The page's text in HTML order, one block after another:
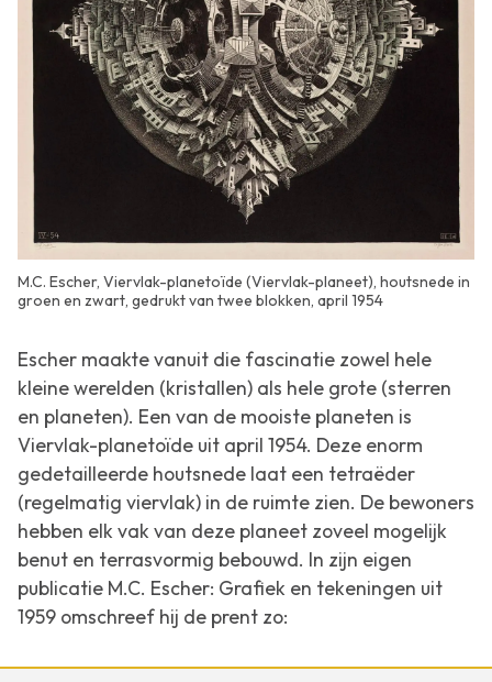
M.C. Escher, Viervlak-planetoïde (Viervlak-planeet), houtsnede in
groen en zwart, gedrukt van twee blokken, april 1954
Escher maakte vanuit die fascinatie zowel hele
kleine werelden (kristallen) als hele grote (sterren
en planeten). Een van de mooiste planeten is
Viervlak-planetoïde uit april 1954. Deze enorm
gedetailleerde houtsnede laat een tetraëder
(regelmatig viervlak) in de ruimte zien. De bewoners
hebben elk vak van deze planeet zoveel mogelijk
benut en terrasvormig bebouwd. In zijn eigen
publicatie M.C. Escher: Grafiek en tekeningen uit
1959 omschreef hij de prent zo: